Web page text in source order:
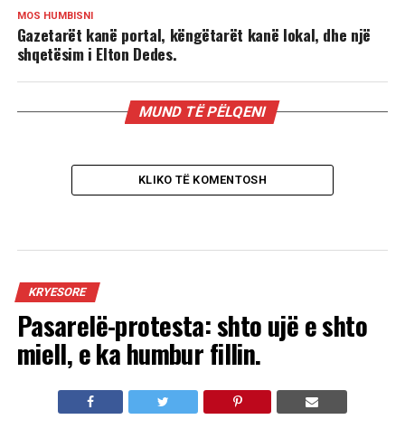
MOS HUMBISNI
Gazetarët kanë portal, këngëtarët kanë lokal, dhe një
shqetësim i Elton Dedes.
MUND TË PËLQENI
KLIKO TË KOMENTOSH
KRYESORE
Pasarelë-protesta: shto ujë e shto
miell, e ka humbur fillin.